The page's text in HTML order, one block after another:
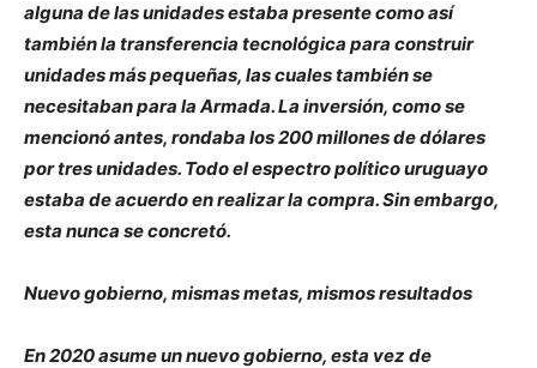
alguna de las unidades estaba presente como así
también la transferencia tecnológica para construir
unidades más pequeñas, las cuales también se
necesitaban para la Armada. La inversión, como se
mencionó antes, rondaba los 200 millones de dólares
por tres unidades. Todo el espectro político uruguayo
estaba de acuerdo en realizar la compra. Sin embargo,
esta nunca se concretó.
Nuevo gobierno, mismas metas, mismos resultados
En 2020 asume un nuevo gobierno, esta vez de